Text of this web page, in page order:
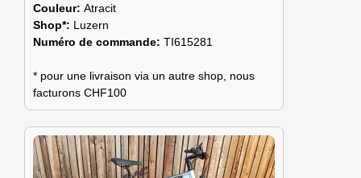
Couleur: Atracit
Shop*: Luzern
Numéro de commande: TI615281
* pour une livraison via un autre shop, nous
facturons CHF100